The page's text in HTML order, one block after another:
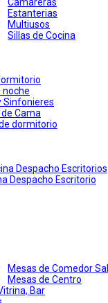
Camareras
Estanterias
Multiusos
Sillas de Cocina
noche
Sinfonieres
Cama
dormitorio
Despacho Escritorios
Despacho Escritorio
Mesas de Comedor
Mesas de Centro
Bar